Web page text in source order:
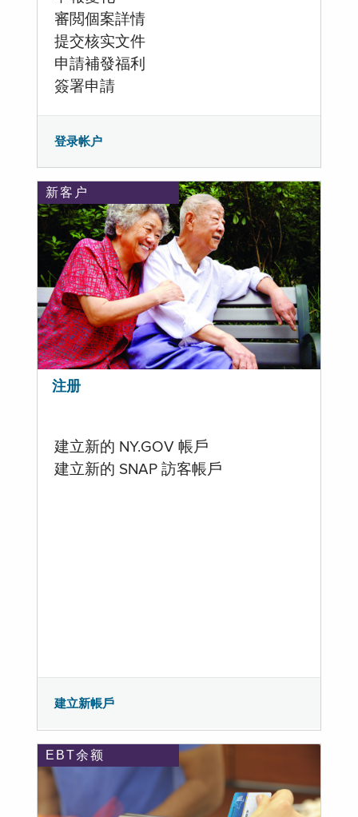
審閲個案詳情
提交核实文件
申請補發福利
簽署申請
登录帐户
新客户
注册
建立新的 NY.GOV 帳戶
建立新的 SNAP 訪客帳戶
建立新帳戶
EBT余额